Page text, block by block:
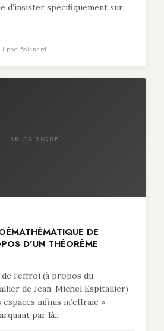
d’insister spécifiquement sur
Boisnard
LIBR-CRITIQUE
DE
D’UN THÉORÈME
l’effroi (à propos du
de Jean-Michel Espitallier)
espaces infinis m’effraie »
par là...